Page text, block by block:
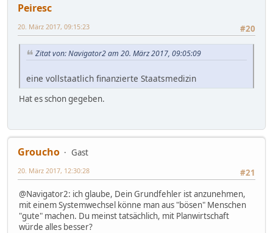
Peiresc
#20
20. März 2017, 09:15:23
Zitat von: Navigator2 am 20. März 2017, 09:05:09
eine vollstaatlich finanzierte Staatsmedizin
Hat es schon gegeben.
Groucho
Gast
#21
20. März 2017, 12:30:28
@Navigator2: ich glaube, Dein Grundfehler ist anzunehmen,
mit einem Systemwechsel könne man aus "bösen" Menschen
"gute" machen. Du meinst tatsächlich, mit Planwirtschaft
würde alles besser?